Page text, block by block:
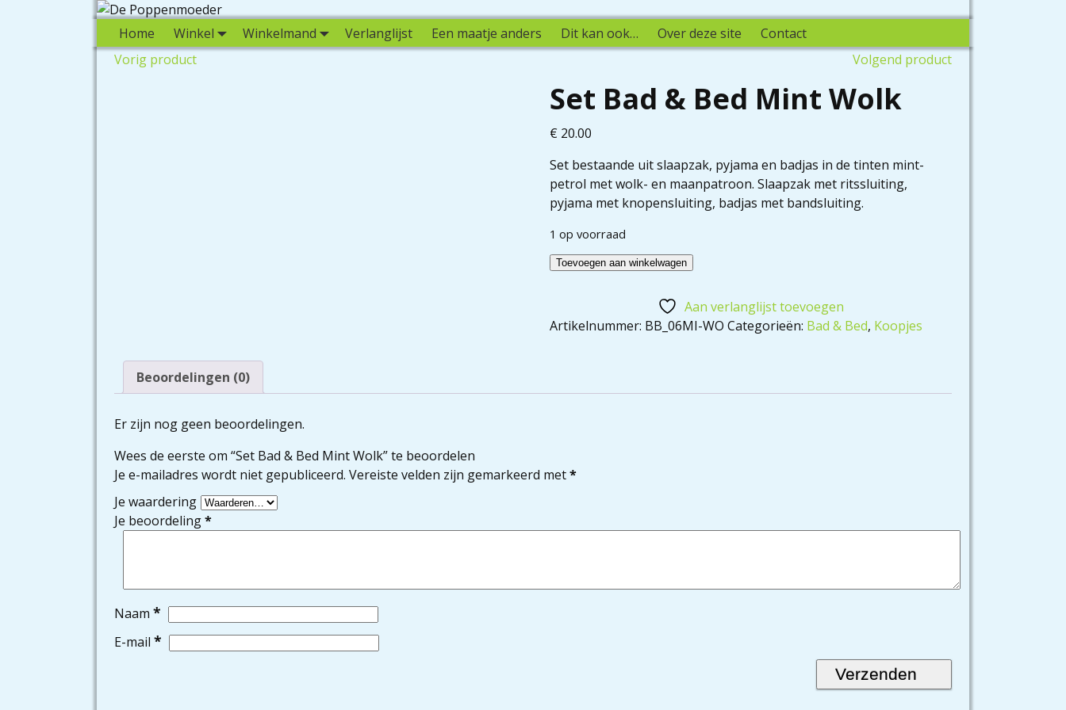
Home Winkel Winkelmand Verlanglijst Een maatje anders Dit kan ook… Over deze site
Contact
Vorig product
Volgend product
Set Bad & Bed Mint Wolk
€ 20.00
Set bestaande uit slaapzak, pyjama en badjas in de tinten mint-
petrol met wolk- en maanpatroon. Slaapzak met ritssluiting,
pyjama met knopensluiting, badjas met bandsluiting.
1 op voorraad
Toevoegen aan winkelwagen
Aan verlanglijst toevoegen
Artikelnummer: BB_06MI-WO Categorieën: Bad & Bed, Koopjes
Beoordelingen (0)
Er zijn nog geen beoordelingen.
Wees de eerste om “Set Bad & Bed Mint Wolk” te beoordelen
Je e-mailadres wordt niet gepubliceerd. Vereiste velden zijn gemarkeerd met*
Je waardering
Je beoordeling*
Naam *
E-mail *